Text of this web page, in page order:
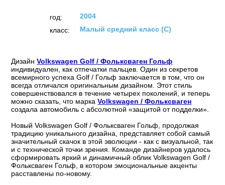
год:
2004
класс:
Малый средний класс (C)
ДизайнVolkswagen Golf / Фольксваген Гольф
индивидуален, как отпечатки пальцев. Один из секретов
всемирного успеха Golf / Гольф заключается в том, что он
всегда отличался оригинальным дизайном. Этот стиль
совершенствовался в течение четырех поколений, и теперь
можно сказать, что маркаVolkswagen / Фольксваген
создала автомобиль с абсолютной «защитой от подделки».
Новый Volkswagen Golf / Фольксваген Гольф, продолжая
традицию уникального дизайна, представляет собой самый
значительный скачок в этой эволюции - как с визуальной, так
и с технической точки зрения. Команде дизайнеров удалось
сформировать яркий и динамичный облик Volkswagen Golf /
Фольксваген Гольф, в котором эмоциональные акценты
расставлены по-новому.